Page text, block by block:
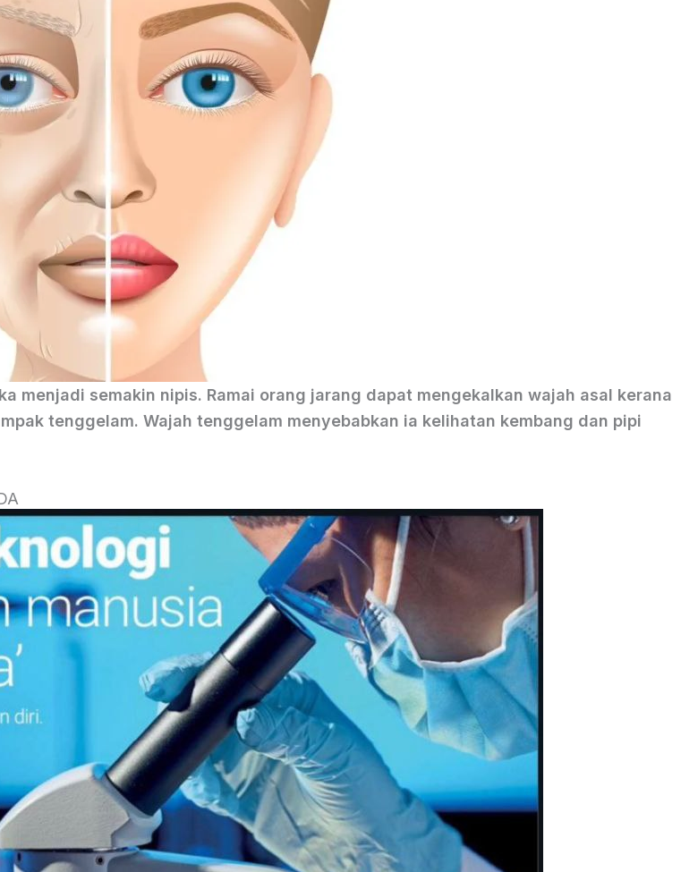
menjadi semakin nipis. Ramai orang jarang dapat mengekalkan wajah asal kerana
tenggelam. Wajah tenggelam menyebabkan ia kelihatan kembang dan pipi